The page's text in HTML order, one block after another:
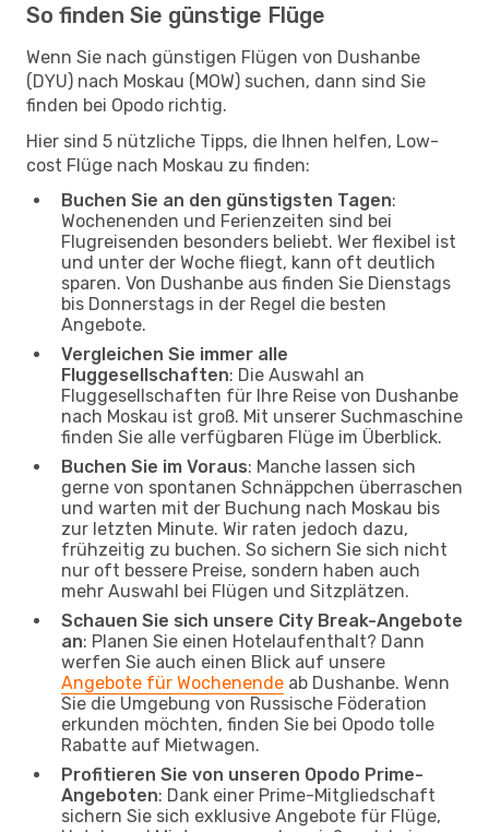
So finden Sie günstige Flüge
Wenn Sie nach günstigen Flügen von Dushanbe
(DYU) nach Moskau (MOW) suchen, dann sind Sie
finden bei Opodo richtig.
Hier sind 5 nützliche Tipps, die Ihnen helfen, Low-
cost Flüge nach Moskau zu finden:
Buchen Sie an den günstigsten Tagen:
Wochenenden und Ferienzeiten sind bei
Flugreisenden besonders beliebt. Wer flexibel ist
und unter der Woche fliegt, kann oft deutlich
sparen. Von Dushanbe aus finden Sie Dienstags
bis Donnerstags in der Regel die besten
Angebote.
Vergleichen Sie immer alle
Fluggesellschaften: Die Auswahl an
Fluggesellschaften für Ihre Reise von Dushanbe
nach Moskau ist groß. Mit unserer Suchmaschine
finden Sie alle verfügbaren Flüge im Überblick.
Buchen Sie im Voraus: Manche lassen sich
gerne von spontanen Schnäppchen überraschen
und warten mit der Buchung nach Moskau bis
zur letzten Minute. Wir raten jedoch dazu,
frühzeitig zu buchen. So sichern Sie sich nicht
nur oft bessere Preise, sondern haben auch
mehr Auswahl bei Flügen und Sitzplätzen.
Schauen Sie sich unsere City Break-Angebote
an: Planen Sie einen Hotelaufenthalt? Dann
werfen Sie auch einen Blick auf unsere
Angebote für Wochenende ab Dushanbe. Wenn
Sie die Umgebung von Russische Föderation
erkunden möchten, finden Sie bei Opodo tolle
Rabatte auf Mietwagen.
Profitieren Sie von unseren Opodo Prime-
Angeboten: Dank einer Prime-Mitgliedschaft
sichern Sie sich exklusive Angebote für Flüge,